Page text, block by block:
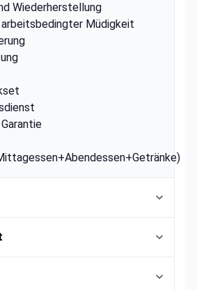
Wiederherstellung
arbeitsbedingter Müdigkeit